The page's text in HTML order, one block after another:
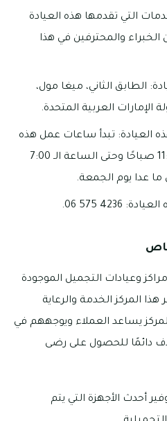
التي تقدمها هذه العيادة
والمحترفين في هذا
الطابق الثاني، ميغا مول،
الإمارات العربية المتحدة.
العيادة: تبدأ ساعات عمل هذه
العيادة من الساعة الـ 11:00 صباحًا وحتى الساعة الـ 7:00
عدا يوم الجمعة.
575 06.
وعيادات التجميل الموجودة
المركز الخدمة والرعاية
يساعد العملاء ويوجههم في
دائمًا للحصول على رضى
أحدث الأجهزة التي يتم